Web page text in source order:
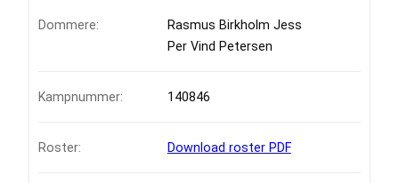
Dommere:
Rasmus Birkholm Jess
Per Vind Petersen
Kampnummer: 140846
Roster: Download roster PDF